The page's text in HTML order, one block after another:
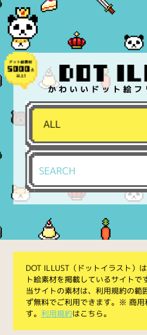
かわいいドット絵
DOT ILLUST（ドットイラスト）
ト絵素材を掲載しているサイトで
当サイトの素材は、利用規約の範
ず無料でご利用できます。※ 商用
す。 利用規約はこちら。